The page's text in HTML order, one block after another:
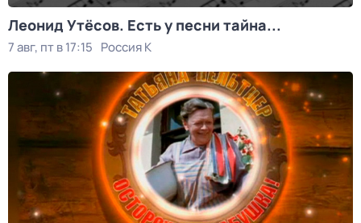
Леонид Утёсов. Есть у песни тайна...
7 авг, пт в 17:15 Россия К